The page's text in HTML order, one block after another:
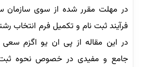
در مهلت مقرر شده از سوی سازمان
فرآیند ثبت نام و تکمیل فرم انتخاب
در این مقاله از پی ان یو اگزم سعی
جامع و مفیدی در خصوص نحوه